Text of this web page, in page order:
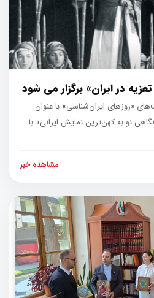
در ایران» برگزار می شود
«روزهای ایران‌شناسی» با عنوان
نو به کهن‌ترین نمایش ایرانی» با
مشاهده خبر